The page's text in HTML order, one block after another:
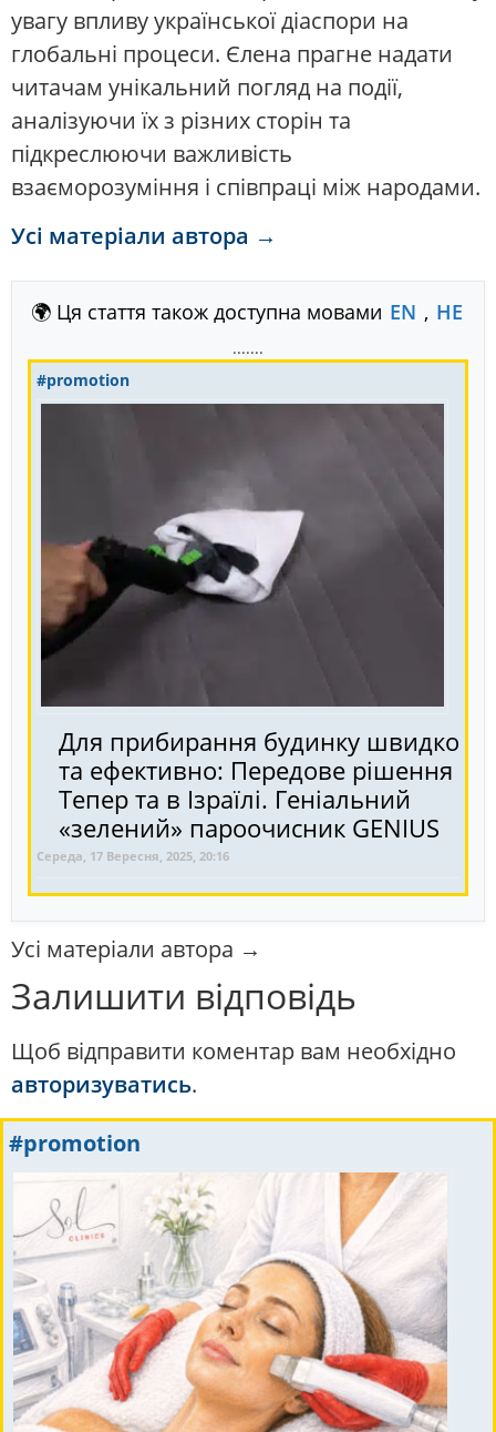
увагу впливу української діаспори на
глобальні процеси. Єлена прагне надати
читачам унікальний погляд на події,
аналізуючи їх з різних сторін та
підкреслюючи важливість
взаєморозуміння і співпраці між народами.
Усі матеріали автора →
🌍 Ця стаття також доступна мовами EN , HE
.......
#promotion
Для прибирання будинку швидко
та ефективно: Передове рішення
Тепер та в Ізраїлі. Геніальний
«зелений» пароочисник GENIUS
Середа, 17 Вересня, 2025, 20:16
Усі матеріали автора →
Залишити відповідь
Щоб відправити коментар вам необхідно
авторизуватись.
#promotion